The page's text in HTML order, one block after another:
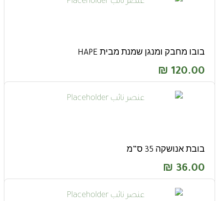
בובו מחבק ומנגן שמנת מבית HAPE
120.00
₪
בובת אנושקה 35 ס”מ
36.00
₪